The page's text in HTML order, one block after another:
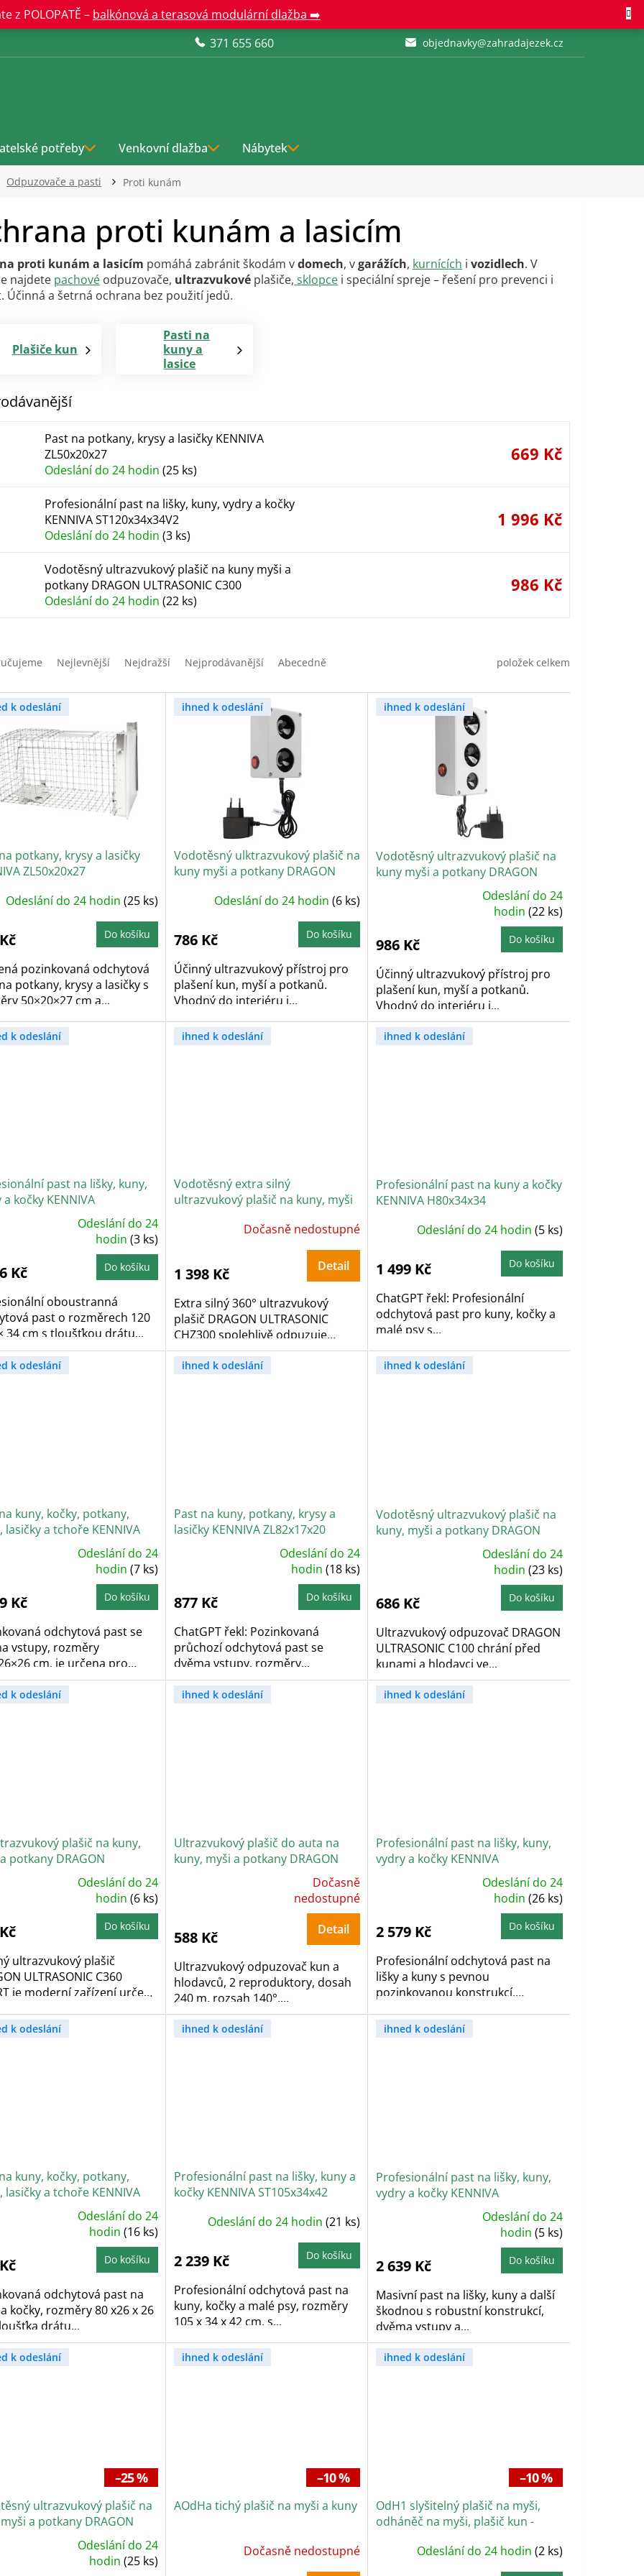
z POLOPATĚ – balkónová a terasová modulární dlažba ➡️
371 655 660
objednavky@zahradajezek.cz
potřeby Venkovní dlažba Nábytek
Odpuzovače a pasti Proti kunám
proti kunám a lasicím
proti kunám a lasicím pomáhá zabránit škodám vdomech, vgarážích, kurnících i vozidlech. V
najdete pachové odpuzovače, ultrazvukové plašiče, sklopce i speciální spreje – řešení pro prevenci i
Účinná a šetrná ochrana bez použití jedů.
Plašiče kun
Pasti na
kuny a
lasice
Past na potkany, krysy a lasičky KENNIVA
ZL50x20x27
Odeslání do 24 hodin (25 ks)
669 Kč
Profesionální past na lišky, kuny, vydry a kočky
KENNIVA ST120x34x34V2
Odeslání do 24 hodin (3 ks)
1 996 Kč
Vodotěsný ultrazvukový plašič na kuny myši a
potkany DRAGON ULTRASONIC C300
Odeslání do 24 hodin (22 ks)
986 Kč
Nejlevnější Nejdražší Nejprodávanější Abecedně položek celkem
k odeslání
potkany, krysy a lasičky
ZL50x20x27
Odeslání do 24 hodin (25 ks)
Do košíku
pozinkovaná odchytová
potkany, krysy a lasičky s
50×20×27 cm a...
ihned k odeslání
Vodotěsný ulktrazvukový plašič na
kuny myši a potkany DRAGON
Odeslání do 24 hodin (6 ks)
786 Kč Do košíku
Účinný ultrazvukový přístroj pro
plašení kun, myší a potkanů.
Vhodný do interiéru i...
ihned k odeslání
Vodotěsný ultrazvukový plašič na
kuny myši a potkany DRAGON
4,7
z
5
Odeslání do 24
hodin (22 ks)
986 Kč Do košíku
Účinný ultrazvukový přístroj pro
plašení kun, myší a potkanů.
Vhodný do interiéru i...
k odeslání
past na lišky, kuny,
kočky KENNIVA
Odeslání do 24
hodin(3 ks)
Kč Do košíku
oboustranná
past o rozměrech 120
34 cm s tloušťkou drátu...
ihned k odeslání
Vodotěsný extra silný
ultrazvukový plašič na kuny, myši
Dočasně nedostupné
1 398 Kč Detail
Extra silný 360° ultrazvukový
plašič DRAGON ULTRASONIC
CHZ300 spolehlivě odpuzuje
kuny,...
ihned k odeslání
Profesionální past na kuny a kočky
KENNIVA H80x34x34
Odeslání do 24 hodin (5 ks)
1 499 Kč Do košíku
ChatGPT řekl: Profesionální
odchytová past pro kuny, kočky a
malé psy s...
k odeslání
kuny, kočky, potkany,
lasičky a tchoře KENNIVA
Odeslání do 24
hodin(7 ks)
Kč Do košíku
odchytová past se
vstupy, rozměry
cm, je určena pro
ihned k odeslání
Past na kuny, potkany, krysy a
lasičky KENNIVA ZL82x17x20
4,5
z
5
Odeslání do 24
hodin(18 ks)
877 Kč Do košíku
ChatGPT řekl: Pozinkovaná
průchozí odchytová past se
dvěma vstupy, rozměry...
ihned k odeslání
Vodotěsný ultrazvukový plašič na
kuny, myši a potkany DRAGON
5,0
z
5
Odeslání do 24
hodin (23 ks)
686 Kč Do košíku
Ultrazvukový odpuzovač DRAGON
ULTRASONIC C100 chrání před
kunami a hlodavci ve...
k odeslání
plašič na kuny,
potkany DRAGON
C360 SMARTOdeslání do 24
hodin(6 ks)
Do košíku
ultrazvukový plašič
ULTRASONIC C360
je moderní zařízení určené
ihned k odeslání
Ultrazvukový plašič do auta na
kuny, myši a potkany DRAGON
z
5
Dočasně
nedostupné
588 Kč Detail
Ultrazvukový odpuzovač kun a
hlodavců, 2 reproduktory, dosah
240 m, rozsah 140°,...
ihned k odeslání
Profesionální past na lišky, kuny,
vydry a kočky KENNIVA
5,0
z
5
Odeslání do 24
hodin (26 ks)
2 579 Kč Do košíku
Profesionální odchytová past na
lišky a kuny s pevnou
pozinkovanou konstrukcí,
k odeslání
kuny, kočky, potkany,
lasičky a tchoře KENNIVA
Odeslání do 24
hodin(16 ks)
Do košíku
odchytová past na
kočky, rozměry 80 x26 x 26
drátu...
ihned k odeslání
Profesionální past na lišky, kuny a
kočky KENNIVA ST105x34x42
Odeslání do 24 hodin (21 ks)
2 239 Kč Do košíku
Profesionální odchytová past na
kuny, kočky a malé psy, rozměry
105 x 34 x 42 cm, s...
ihned k odeslání
Profesionální past na lišky, kuny,
vydry a kočky KENNIVA
5,0
z
5
Odeslání do 24
hodin (5 ks)
2 639 Kč Do košíku
Masivní past na lišky, kuny a další
škodnou s robustní konstrukcí,
dvěma vstupy a...
k odeslání
–25 %
ultrazvukový plašič na
a potkany DRAGON
Odeslání do 24
hodin(25 ks)
ihned k odeslání
–10 %
AOdHa tichý plašič na myši a kuny
Dočasně nedostupné
ihned k odeslání
–10 %
OdH1 slyšitelný plašič na myši,
odháněč na myši, plašič kun -
Odeslání do 24 hodin (2 ks)